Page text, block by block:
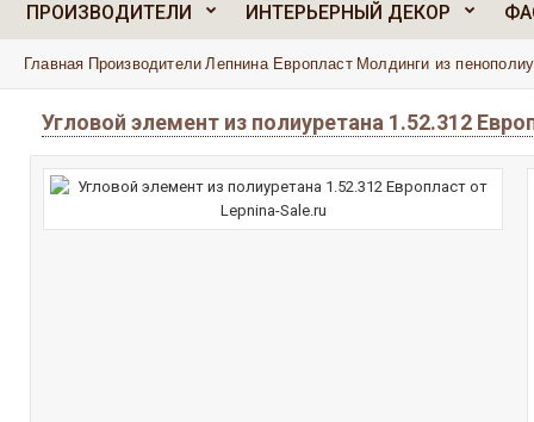
ПРОИЗВОДИТЕЛИ ИНТЕРЬЕРНЫЙ ДЕКОР
Главная Производители Лепнина Европласт Молдинги из
Угловой элемент из полиуретана 1.52.312